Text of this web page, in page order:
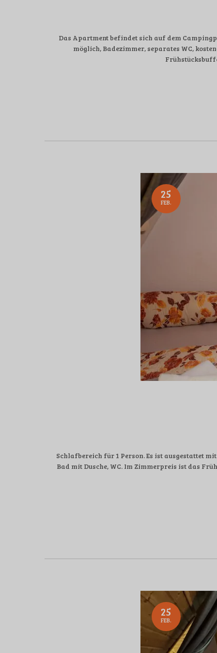
Das Apartment befindet sich auf dem
möglich, Badezimmer, separates WC,
25
FEB.
Schlafbereich für 1 Person. Es ist ausgestattet
Bad mit Dusche, WC. Im Zimmerpreis ist das
25
FEB.